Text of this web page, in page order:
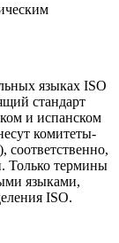
языках ISO
стандарт
и испанском
комитеты-
Только термины
языками,
ISO.